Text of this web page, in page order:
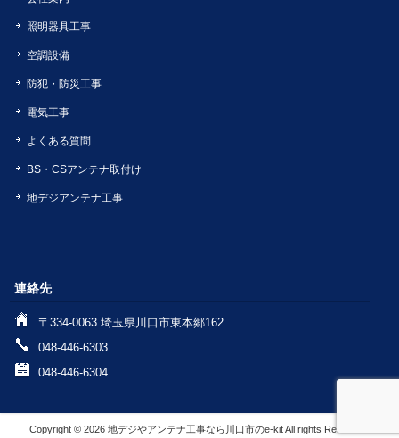
照明器具工事
空調設備
防犯・防災工事
電気工事
よくある質問
BS・CSアンテナ取付け
地デジアンテナ工事
連絡先
〒334-0063 埼玉県川口市東本郷162
048-446-6303
048-446-6304
Copyright © 2026 地デジやアンテナ工事なら川口市のe-kit All rights Reserved.